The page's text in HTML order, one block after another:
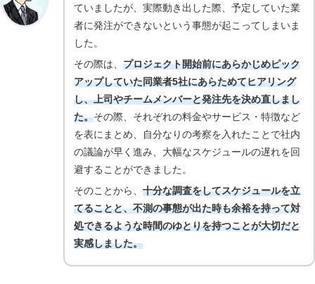
ていましたが、実際動き出した際、予定していた業
者に発注ができないという事態が起こってしまいま
した。
その際は、 プロジェクト開始前にあらかじめピック
アップしていた同業者5社にあらためてヒアリング
し、上司やチームメンバーと発注先を決め直しまし
た。その際、それぞれの料金やサービス・特徴など
を表にまとめ、自分なりの考察を入れたことで社内
の議論が早く進み、大幅なスケジュールの遅れを回
避することができました。
そのことから、 十分な調査をしてスケジュールを立
てることと、不測の事態が出た時も余裕を持って対
処できるような時間のゆとりを持つことが大切だと
実感しました。